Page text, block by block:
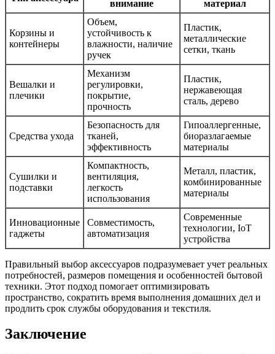
внимание
материал
Корзины и
контейнеры
Объем,
устойчивость к
влажности, наличие
ручек
Пластик,
металлические
сетки, ткань
Вешалки и
плечики
Механизм
регулировки,
покрытие,
прочность
Пластик,
нержавеющая
сталь, дерево
Средства ухода
Безопасность для
тканей,
эффективность
Гипоаллергенные,
биоразлагаемые
материалы
Сушилки и
подставки
Компактность,
вентиляция,
легкость
использования
Металл, пластик,
комбинированные
материалы
Инновационные
гаджеты
Совместимость,
автоматизация
Современные
технологии, IoT
устройства
Правильный выбор аксессуаров подразумевает учет реальных
потребностей, размеров помещения и особенностей бытовой
техники. Этот подход помогает оптимизировать
пространство, сократить время выполнения домашних дел и
продлить срок службы оборудования и текстиля.
Заключение